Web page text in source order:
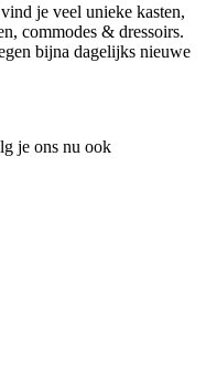
je veel unieke kasten,
commodes & dressoirs.
bijna dagelijks nieuwe
je ons nu ook